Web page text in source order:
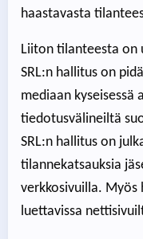
haastavasta
Liiton tilanteesta on
SRL:n hallitus on
mediaan kyseisessä
tiedotusvälineiltä
SRL:n hallitus on
tilannekatsauksia
verkkosivuilla.
luettavissa